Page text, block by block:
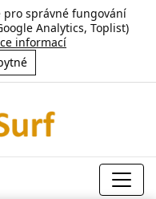
pro správné fungování
Analytics, Toplist)
informací